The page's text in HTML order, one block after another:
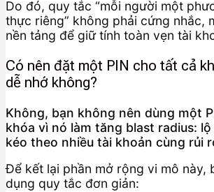
Do đó, quy tắc “mỗi người một
thực riêng” không phải cứng nhắc,
nền tảng để giữ tính toàn vẹn tài
Có nên đặt một PIN cho tất cả
dễ nhớ không?
Không, bạn không nên dùng một
khóa vì nó làm tăng blast radius:
kéo theo nhiều tài khoản cùng rủi
Để kết lại phần mở rộng vi mô này,
dụng quy tắc đơn giản: